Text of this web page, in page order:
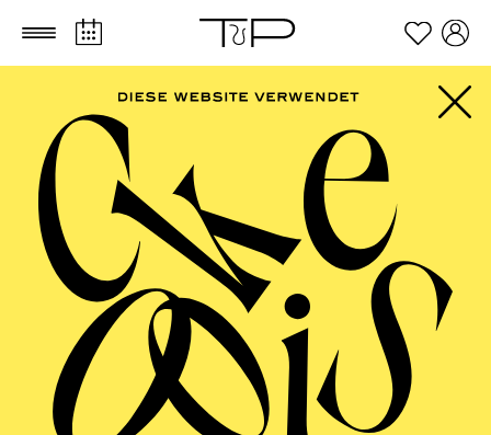
Zum Hauptinhalt springen Zum Footer springen